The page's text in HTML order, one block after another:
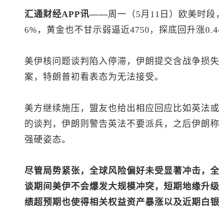
汇通财经APP讯——周一（5月11日）欧美时段
6%，黄金也不甘示弱逼近4750，探底回升涨
美伊核问题谈判陷入停滞，伊朗提交含战争损
案，特朗普初看表态为无法接受。
美方继续施压，盟友也给出相应回应比如英法
的谈判，伊朗则警告英法不要派兵，之后伊朗
强硬姿态。
尽管局势紧张，全球风险偏好未受显著冲击
谈期间美伊不会爆发大规模冲突，短期地缘升
绩超预期也使得相关权益资产暴涨以及近期白